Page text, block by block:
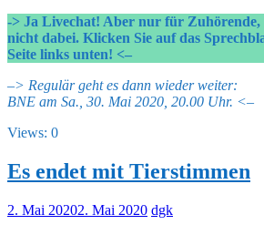
-> Ja Livechat! Aber nur für Zuhörende,
nicht dabei. Klicken Sie auf das
Seite links unten! <–
–> Regulär geht es dann wieder weiter:
BNE am Sa., 30. Mai 2020, 20.00 Uhr. <–
Views: 0
Es endet mit Tierstimmen
2. Mai 20202. Mai 2020 dgk